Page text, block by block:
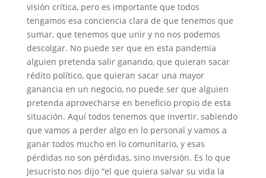
visión crítica, pero es importante que todos
tengamos esa conciencia clara de que tenemos que
sumar, que tenemos que unir y no nos podemos
descolgar. No puede ser que en esta pandemia
alguien pretenda salir ganando, que quieran sacar
rédito político, que quieran sacar una mayor
ganancia en un negocio, no puede ser que alguien
pretenda aprovecharse en beneficio propio de esta
situación. Aquí todos tenemos que invertir, sabiendo
que vamos a perder algo en lo personal y vamos a
ganar todos mucho en lo comunitario, y esas
pérdidas no son pérdidas, sino inversión. Es lo que
Jesucristo nos dijo “el que quiera salvar su vida la